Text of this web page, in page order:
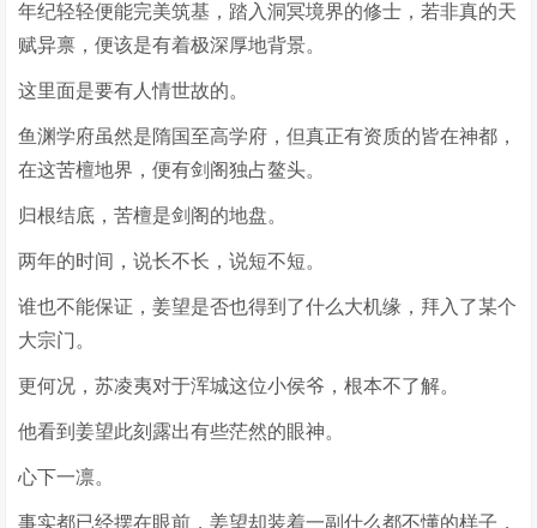
年纪轻轻便能完美筑基，踏入洞冥境界的修士，若非真的天
赋异禀，便该是有着极深厚地背景。
这里面是要有人情世故的。
鱼渊学府虽然是隋国至高学府，但真正有资质的皆在神都，
在这苦檀地界，便有剑阁独占鳌头。
归根结底，苦檀是剑阁的地盘。
两年的时间，说长不长，说短不短。
谁也不能保证，姜望是否也得到了什么大机缘，拜入了某个
大宗门。
更何况，苏凌夷对于浑城这位小侯爷，根本不了解。
他看到姜望此刻露出有些茫然的眼神。
心下一凛。
事实都已经摆在眼前，姜望却装着一副什么都不懂的样子，